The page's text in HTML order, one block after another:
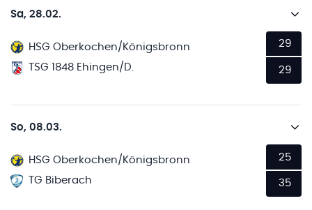
Sa, 28.02.
HSG Oberkochen/Königsbronn
TSG 1848 Ehingen/D.
29
29
So, 08.03.
HSG Oberkochen/Königsbronn
TG Biberach
25
35